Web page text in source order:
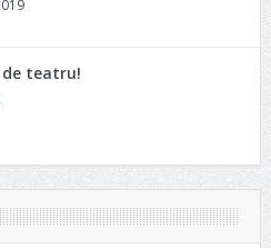
de teatru!